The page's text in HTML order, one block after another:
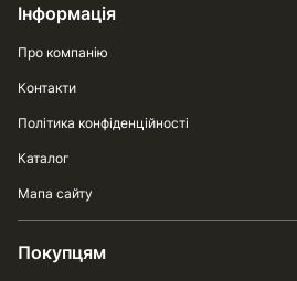
Інформація
Про компанію
Контакти
Політика конфіденційності
Каталог
Мапа сайту
Покупцям